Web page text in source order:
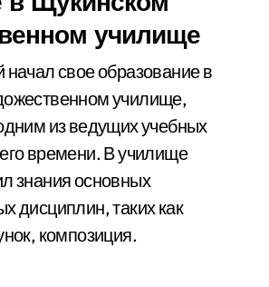
училище
свое образование в
училище,
из ведущих учебных
времени. В училище
знания основных
дисциплин, таких как
композиция.